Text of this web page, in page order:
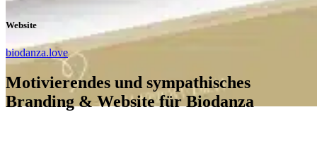
Website
biodanza.love
Motivierendes und sympathisches
Branding & Website für Biodanza